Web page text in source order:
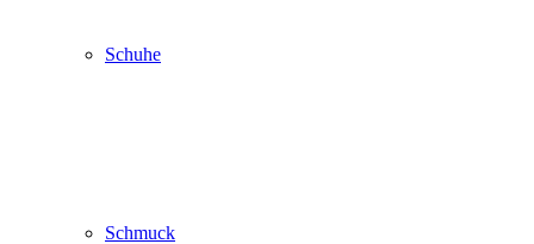
Schuhe
Schmuck